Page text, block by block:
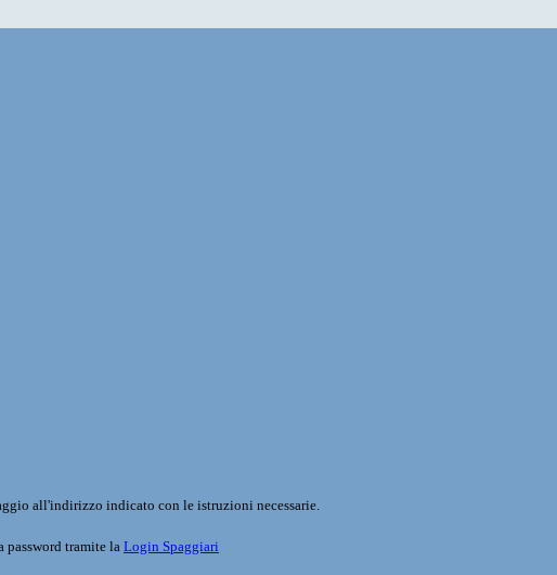
all'indirizzo indicato con le istruzioni necessarie.
password tramite la Login Spaggiari